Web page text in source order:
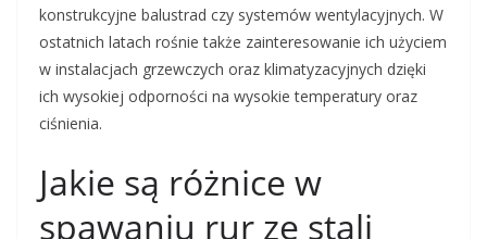
konstrukcyjne balustrad czy systemów wentylacyjnych. W
ostatnich latach rośnie także zainteresowanie ich użyciem
w instalacjach grzewczych oraz klimatyzacyjnych dzięki
ich wysokiej odporności na wysokie temperatury oraz
ciśnienia.
Jakie są różnice w
spawaniu rur ze stali